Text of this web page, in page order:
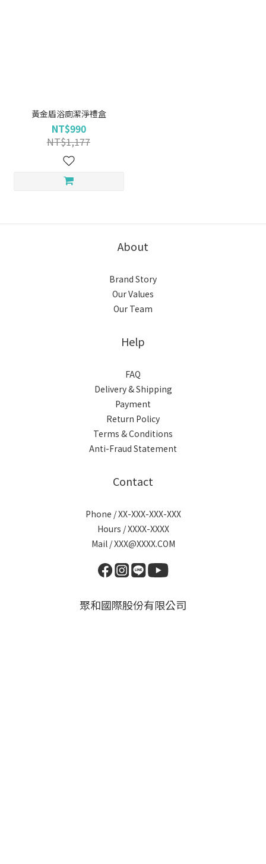
黃金盾浴廁潔淨禮盒
NT$990
NT$1,177
About
Brand Story
Our Values
Our Team
Help
FAQ
Delivery & Shipping
Payment
Return Policy
Terms & Conditions
Anti-Fraud Statement
Contact
Phone / XX-XXX-XXX-XXX
Hours / XXXX-XXXX
Mail / XXX@XXXX.COM
聚和國際股份有限公司